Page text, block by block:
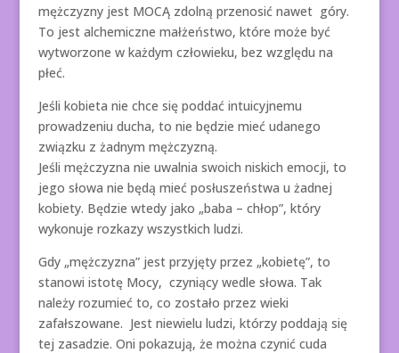
mężczyzny jest MOCĄ zdolną przenosić nawet góry.
To jest alchemiczne małżeństwo, które może być
wytworzone w każdym człowieku, bez względu na
płeć.
Jeśli kobieta nie chce się poddać intuicyjnemu
prowadzeniu ducha, to nie będzie mieć udanego
związku z żadnym mężczyzną.
Jeśli mężczyzna nie uwalnia swoich niskich emocji, to
jego słowa nie będą mieć posłuszeństwa u żadnej
kobiety. Będzie wtedy jako „baba – chłop”, który
wykonuje rozkazy wszystkich ludzi.
Gdy „mężczyzna” jest przyjęty przez „kobietę”, to
stanowi istotę Mocy, czyniący wedle słowa. Tak
należy rozumieć to, co zostało przez wieki
zafałszowane. Jest niewielu ludzi, którzy poddają się
tej zasadzie. Oni pokazują, że można czynić cuda